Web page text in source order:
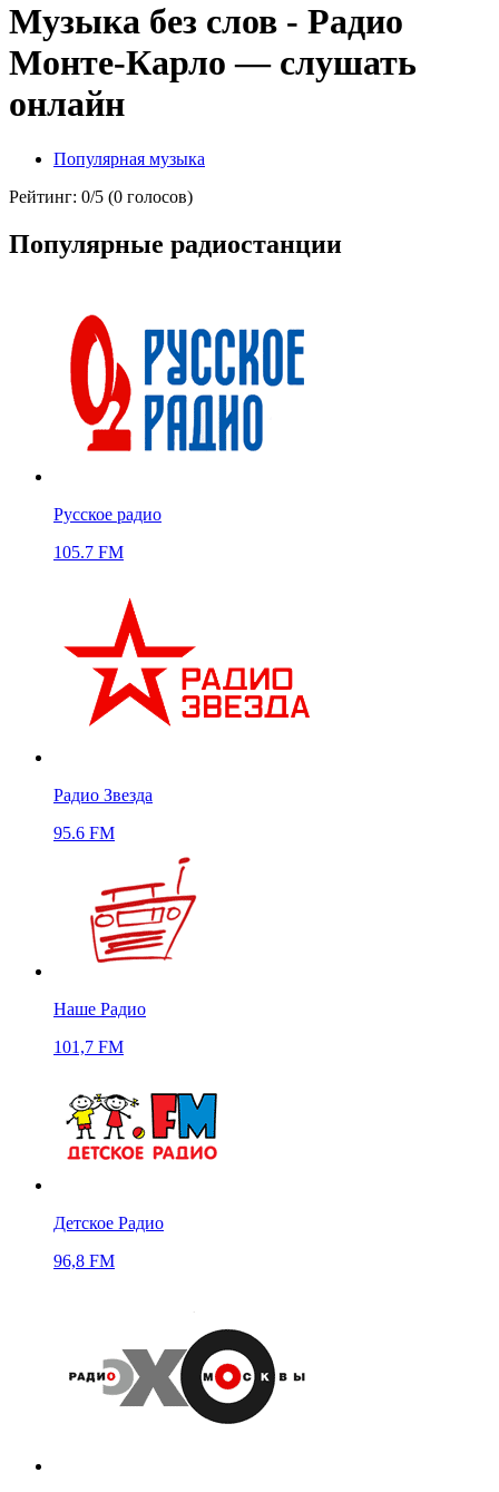
Музыка без слов - Радио
Монте-Карло — слушать
онлайн
Популярная музыка
Рейтинг: 0/5 (0 голосов)
Популярные радиостанции
Русское радио
105.7 FM
Радио Звезда
95.6 FM
Наше Радио
101,7 FM
Детское Радио
96,8 FM